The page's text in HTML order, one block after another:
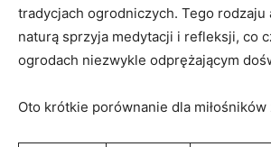
tradycjach ogrodniczych. Tego rodzaju
naturą sprzyja medytacji i refleksji, co
ogrodach niezwykle odprężającym
Oto krótkie porównanie dla miłośników